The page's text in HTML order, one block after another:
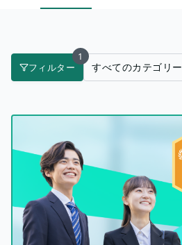
フィルター
1
すべてのカテゴリー